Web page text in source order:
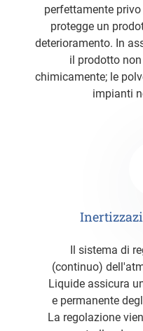
perfettamente
protegge un
deterioramento. In
il prodotto
chimicamente; le
impianti
(continuo)
Liquide assicura
e permanente
La regolazione